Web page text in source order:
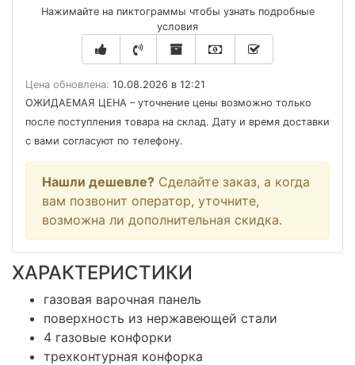
Нажимайте на пиктограммы чтобы узнать подробные
условия
Цена обновлена: 10.08.2026 в 12:21
ОЖИДАЕМАЯ ЦЕНА – уточнение цены возможно только
после поступления товара на склад. Дату и время доставки
с вами согласуют по телефону.
Нашли дешевле? Сделайте заказ, а когда
вам позвонит оператор, уточните,
возможна ли дополнительная скидка.
ХАРАКТЕРИСТИКИ
газовая варочная панель
поверхность из нержавеющей стали
4 газовые конфорки
трехконтурная конфорка